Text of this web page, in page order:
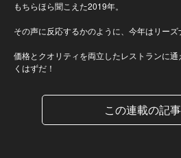
もちらほら聞こえた2019年。
その声に反応するかのように、今年はリーズ
価格とクオリティを両立したレストランに
くはずだ！
この連載の記